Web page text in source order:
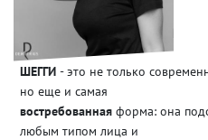
ШЕГГИ - это не только
но еще и самая
востребованная форма: она
любым типом лица и